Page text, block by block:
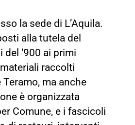
la sede di L’Aquila.
alla tutela del
‘900 ai primi
raccolti
ma anche
è organizzata
Comune, e i fascicoli